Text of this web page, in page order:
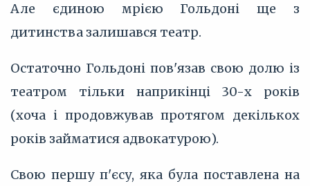
Але єдиною мрією Гольдоні ще з
дитинства залишався театр.
Остаточно Гольдоні пов'язав свою долю із
театром тільки наприкінці 30-х років
(хоча і продовжував протягом декількох
років займатися адвокатурою).
Свою першу п'єсу, яка була поставлена на